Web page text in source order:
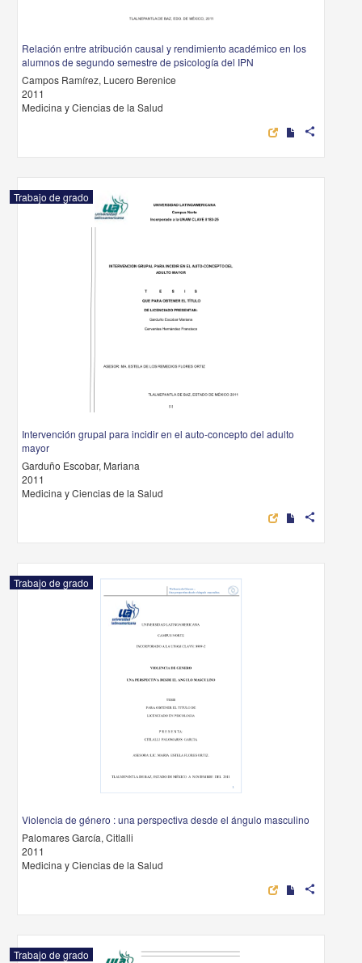
Relación entre atribución causal y rendimiento académico en los
alumnos de segundo semestre de psicología del IPN
Campos Ramírez, Lucero Berenice
2011
Medicina y Ciencias de la Salud
share
Trabajo de grado
Intervención grupal para incidir en el auto-concepto del adulto
mayor
Garduño Escobar, Mariana
2011
Medicina y Ciencias de la Salud
share
Trabajo de grado
Violencia de género : una perspectiva desde el ángulo masculino
Palomares García, Citlalli
2011
Medicina y Ciencias de la Salud
share
Trabajo de grado